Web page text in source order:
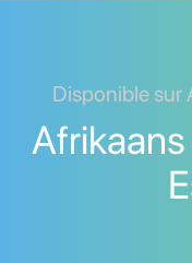
Disponible sur
Afrikaans